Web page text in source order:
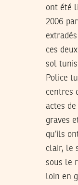
ont été
2006
ces
sol
Police
centres
actes
graves
qu’ils
clair, le
sous le
loin en